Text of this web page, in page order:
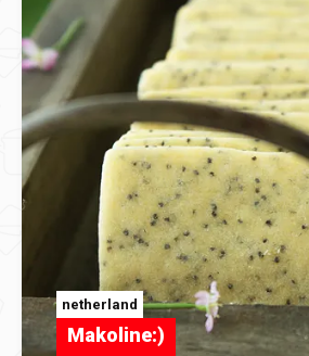
netherland
Makoline:)